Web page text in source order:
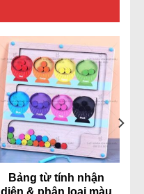
Bảng từ tính nhận
diện & phân loại màu